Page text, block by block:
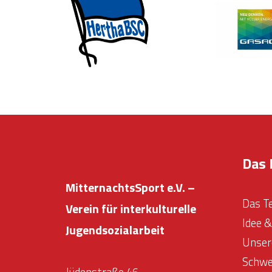
MitternachtsSport e.V. –
Verein für interkulturelle
Jugendsozialarbeit
Das
Idee